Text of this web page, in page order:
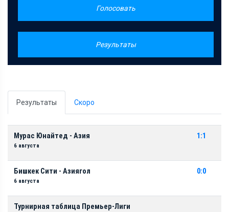
Голосовать
Результаты
Результаты Скоро
Мурас Юнайтед - Азия
6 августа
1:1
Бишкек Сити - Азиягол
6 августа
0:0
Турнирная таблица Премьер-Лиги